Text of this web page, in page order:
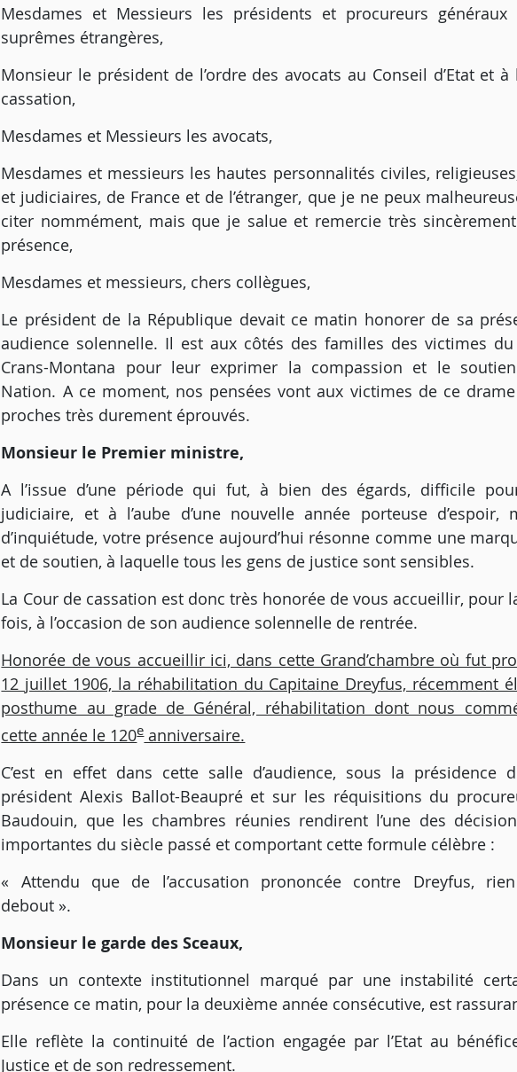
Mesdames et Messieurs les présidents et procureurs généraux
suprêmes étrangères,
Monsieur le président de l’ordre des avocats au Conseil d’Etat et
cassation,
Mesdames et Messieurs les avocats,
Mesdames et messieurs les hautes personnalités civiles,
et judiciaires, de France et de l’étranger, que je ne peux
citer nommément, mais que je salue et remercie très
présence,
Mesdames et messieurs, chers collègues,
Le président de la République devait ce matin honorer de sa
audience solennelle. Il est aux côtés des familles des victimes
Crans-Montana pour leur exprimer la compassion et le
Nation. A ce moment, nos pensées vont aux victimes de ce
proches très durement éprouvés.
Monsieur le Premier ministre,
A l’issue d’une période qui fut, à bien des égards, difficile
judiciaire, et à l’aube d’une nouvelle année porteuse d’espoir,
d’inquiétude, votre présence aujourd’hui résonne comme une
et de soutien, à laquelle tous les gens de justice sont sensibles.
La Cour de cassation est donc très honorée de vous accueillir, pour
fois, à l’occasion de son audience solennelle de rentrée.
Honorée de vous accueillir ici, dans cette Grand’chambre où fut
12 juillet 1906, la réhabilitation du Capitaine Dreyfus, récemment
posthume au grade de Général, réhabilitation dont nous
cette année le 120eanniversaire.
C’est en effet dans cette salle d’audience, sous la présidence
président Alexis Ballot-Beaupré et sur les réquisitions du
Baudouin, que les chambres réunies rendirent l’une des
importantes du siècle passé et comportant cette formule célèbre :
« Attendu que de l’accusation prononcée contre Dreyfus,
debout ».
Monsieur le garde des Sceaux,
Dans un contexte institutionnel marqué par une instabilité
présence ce matin, pour la deuxième année consécutive, est
Elle reflète la continuité de l’action engagée par l’Etat au
Justice et de son redressement.